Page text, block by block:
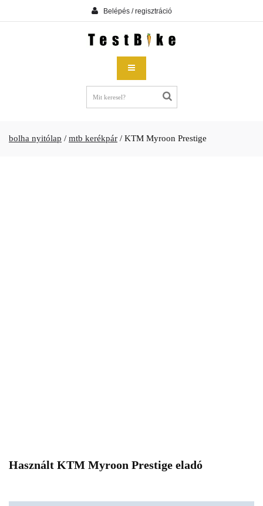
Belépés / regisztráció
bolha nyitólap / mtb kerékpár / KTM Myroon Prestige
Használt KTM Myroon Prestige eladó